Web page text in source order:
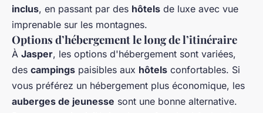
inclus, en passant par des hôtels de luxe avec vue
imprenable sur les montagnes.
Options d’hébergement le long de l’itinéraire
À Jasper, les options d'hébergement sont variées,
des campings paisibles aux hôtels confortables. Si
vous préférez un hébergement plus économique, les
auberges de jeunesse sont une bonne alternative.